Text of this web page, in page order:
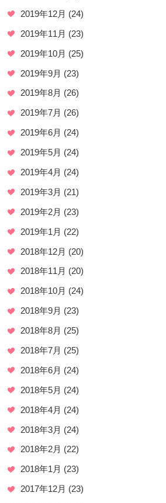
2019年12月 (24)
2019年11月 (23)
2019年10月 (25)
2019年9月 (23)
2019年8月 (26)
2019年7月 (26)
2019年6月 (24)
2019年5月 (24)
2019年4月 (24)
2019年3月 (21)
2019年2月 (23)
2019年1月 (22)
2018年12月 (20)
2018年11月 (20)
2018年10月 (24)
2018年9月 (23)
2018年8月 (25)
2018年7月 (25)
2018年6月 (24)
2018年5月 (24)
2018年4月 (24)
2018年3月 (24)
2018年2月 (22)
2018年1月 (23)
2017年12月 (23)